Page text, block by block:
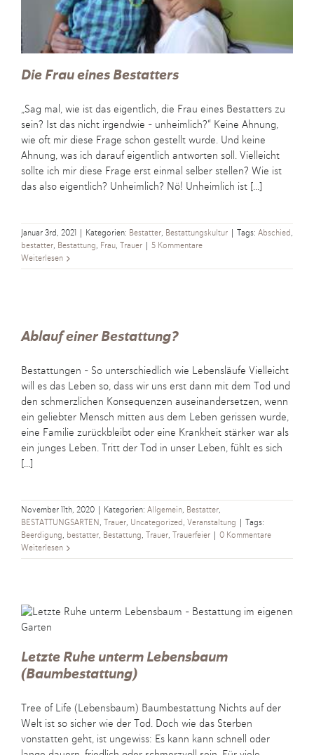
Die Frau eines Bestatters
„Sag mal, wie ist das eigentlich, die Frau eines Bestatters zu
sein? Ist das nicht irgendwie - unheimlich?“ Keine Ahnung,
wie oft mir diese Frage schon gestellt wurde. Und keine
Ahnung, was ich darauf eigentlich antworten soll. Vielleicht
sollte ich mir diese Frage erst einmal selber stellen? Wie ist
das also eigentlich? Unheimlich? Nö! Unheimlich ist [...]
Januar 3rd, 2021 Kategorien: Bestatter, Bestattungskultur Tags: Abschied,
bestatter, Bestattung, Frau, Trauer
5 Kommentare
Weiterlesen
Ablauf einer Bestattung?
Bestattungen - So unterschiedlich wie Lebensläufe Vielleicht
will es das Leben so, dass wir uns erst dann mit dem Tod und
den schmerzlichen Konsequenzen auseinandersetzen, wenn
ein geliebter Mensch mitten aus dem Leben gerissen wurde,
eine Familie zurückbleibt oder eine Krankheit stärker war als
ein junges Leben. Tritt der Tod in unser Leben, fühlt es sich
[...]
November 11th, 2020 Kategorien: Allgemein, Bestatter,
BESTATTUNGSARTEN, Trauer, Uncategorized, Veranstaltung
Tags:
Beerdigung, bestatter, Bestattung, Trauer, Trauerfeier
0 Kommentare
Weiterlesen
Letzte Ruhe unterm Lebensbaum
(Baumbestattung)
Tree of Life (Lebensbaum) Baumbestattung Nichts auf der
Welt ist so sicher wie der Tod. Doch wie das Sterben
vonstatten geht, ist ungewiss: Es kann kann schnell oder